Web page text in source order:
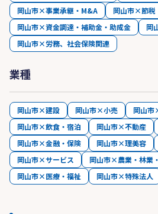
岡山市×事業承継・M&A
岡山市×節税
岡山市×資金調達・補助金・助成金
岡
岡山市×労務、社会保険関連
業種
岡山市×建設 岡山市×小売
岡山
岡山市×飲食・宿泊
岡山市×不動産
岡山市×金融・保険
岡山市×理美容
岡山市×サービス
岡山市×農業・林業
岡山市×医療・福祉
岡山市×特殊法人